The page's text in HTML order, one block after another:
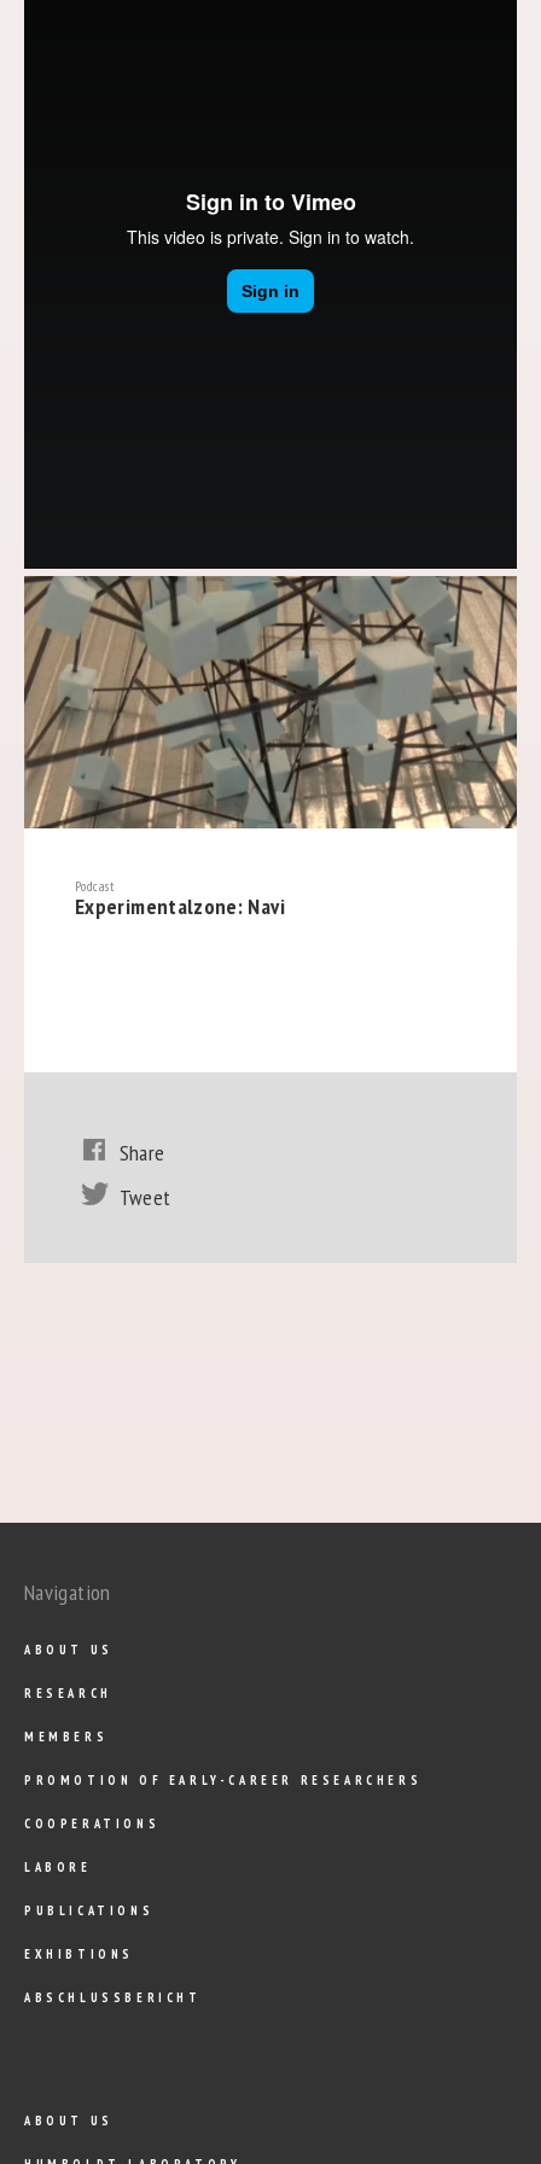
Podcast
Experimentalzone: Navi
Share
Tweet
Navigation
ABOUT US
RESEARCH
MEMBERS
PROMOTION OF EARLY-CAREER RESEARCHERS
COOPERATIONS
LABORE
PUBLICATIONS
EXHIBTIONS
ABSCHLUSSBERICHT
ABOUT US